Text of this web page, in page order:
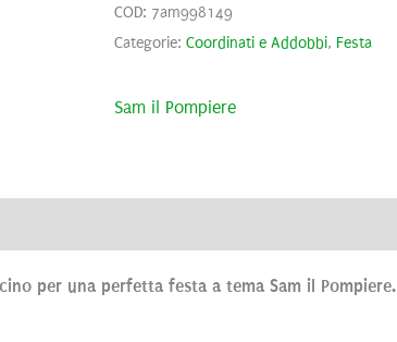
COD: 7am998149
Categorie: Coordinati e Addobbi, Festa
Sam il Pompiere
per una perfetta festa a tema Sam il Pompiere.